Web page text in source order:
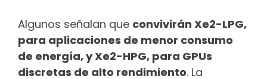
Algunos señalan que convivirán Xe2-LPG,
para aplicaciones de menor consumo
de energía, y Xe2-HPG, para GPUs
discretas de alto rendimiento. La